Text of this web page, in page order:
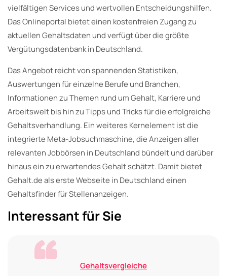
vielfältigen Services und wertvollen Entscheidungshilfen.
Das Onlineportal bietet einen kostenfreien Zugang zu
aktuellen Gehaltsdaten und verfügt über die größte
Vergütungsdatenbank in Deutschland.
Das Angebot reicht von spannenden Statistiken,
Auswertungen für einzelne Berufe und Branchen,
Informationen zu Themen rund um Gehalt, Karriere und
Arbeitswelt bis hin zu Tipps und Tricks für die erfolgreiche
Gehaltsverhandlung. Ein weiteres Kernelement ist die
integrierte Meta-Jobsuchmaschine, die Anzeigen aller
relevanten Jobbörsen in Deutschland bündelt und darüber
hinaus ein zu erwartendes Gehalt schätzt. Damit bietet
Gehalt.de als erste Webseite in Deutschland einen
Gehaltsfinder für Stellenanzeigen.
Interessant für Sie
Gehaltsvergleiche